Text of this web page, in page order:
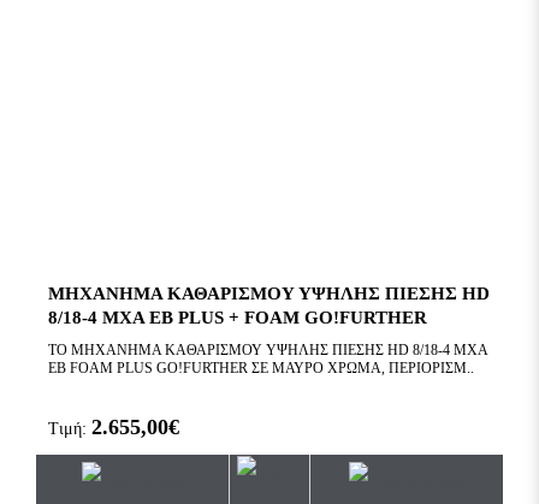
ΜΗΧΑΝΗΜΑ ΚΑΘΑΡΙΣΜΟΥ ΥΨΗΛΗΣ ΠΙΕΣΗΣ HD
8/18-4 MXA EB PLUS + FOAM GO!FURTHER
ΤΟ ΜΗΧΑΝΗΜΑ ΚΑΘΑΡΙΣΜΟΥ ΥΨΗΛΗΣ ΠΙΕΣΗΣ HD 8/18-4 MXA
EB FOAM PLUS GO!FURTHER ΣΕ ΜΑΥΡΟ ΧΡΩΜΑ, ΠΕΡΙΟΡΙΣΜ..
Τιμή: 2.655,00€